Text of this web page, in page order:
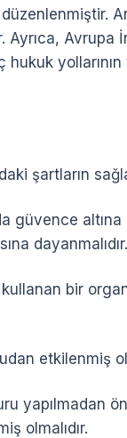
Avrupa
şartların
güvence altına
dayanmalıdır.
bir
etkilenmiş
yapılmadan
olmalıdır.